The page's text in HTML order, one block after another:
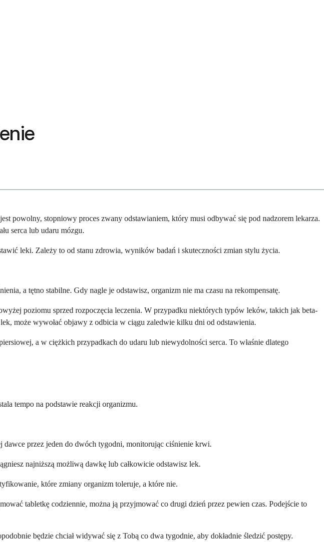
powolny, stopniowy proces zwany odstawianiem, który musi odbywać się pod nadzorem lekarza.
serca lub udaru mózgu.
leki. Zależy to od stanu zdrowia, wyników badań i skuteczności zmian stylu życia.
a tętno stabilne. Gdy nagle je odstawisz, organizm nie ma czasu na rekompensatę.
poziomu sprzed rozpoczęcia leczenia. W przypadku niektórych typów leków, takich jak beta-
może wywołać objawy z odbicia w ciągu zaledwie kilku dni od odstawienia.
a w ciężkich przypadkach do udaru lub niewydolności serca. To właśnie dlatego
tempo na podstawie reakcji organizmu.
dawce przez jeden do dwóch tygodni, monitorując ciśnienie krwi.
najniższą możliwą dawkę lub całkowicie odstawisz lek.
które zmiany organizm toleruje, a które nie.
tabletkę codziennie, można ją przyjmować co drugi dzień przez pewien czas. Podejście to
będzie chciał widywać się z Tobą co dwa tygodnie, aby dokładnie śledzić postępy.